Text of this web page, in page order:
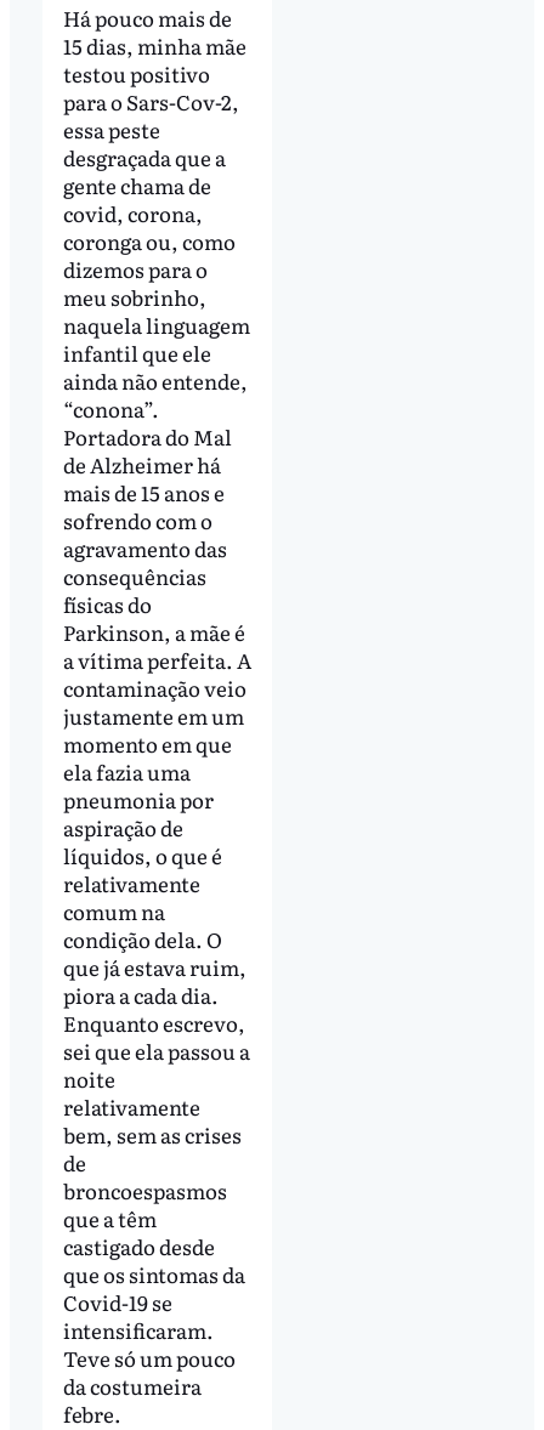
Há pouco mais de
15 dias, minha mãe
testou positivo
para o Sars-Cov-2,
essa peste
desgraçada que a
gente chama de
covid, corona,
coronga ou, como
dizemos para o
meu sobrinho,
naquela linguagem
infantil que ele
ainda não entende,
“conona”.
Portadora do Mal
de Alzheimer há
mais de 15 anos e
sofrendo com o
agravamento das
consequências
físicas do
Parkinson, a mãe é
a vítima perfeita. A
contaminação veio
justamente em um
momento em que
ela fazia uma
pneumonia por
aspiração de
líquidos, o que é
relativamente
comum na
condição dela. O
que já estava ruim,
piora a cada dia.
Enquanto escrevo,
sei que ela passou a
noite
relativamente
bem, sem as crises
de
broncoespasmos
que a têm
castigado desde
que os sintomas da
Covid-19 se
intensificaram.
Teve só um pouco
da costumeira
febre.